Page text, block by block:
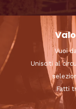
Vuoi
Unisciti al
Fatti